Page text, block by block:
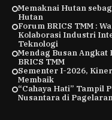
Memaknai Hutan
Hutan
Forum BRICS TMM :
Kolaborasi Industri
Teknologi
Mendag Busan Angkat
BRICS TMM
Sementer I-2026,
Membaik
“Cahaya Hati” Tampil
Nusantara di